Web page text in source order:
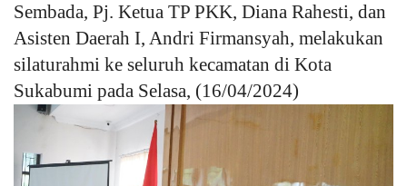
Informasi Journalism
Olahraga
Kesehatan
Layanan Publik
Sembada, Pj. Ketua TP PKK, Diana Rahesti, dan
Asisten Daerah I, Andri Firmansyah, melakukan
silaturahmi ke seluruh kecamatan di Kota
Sukabumi pada Selasa, (16/04/2024)